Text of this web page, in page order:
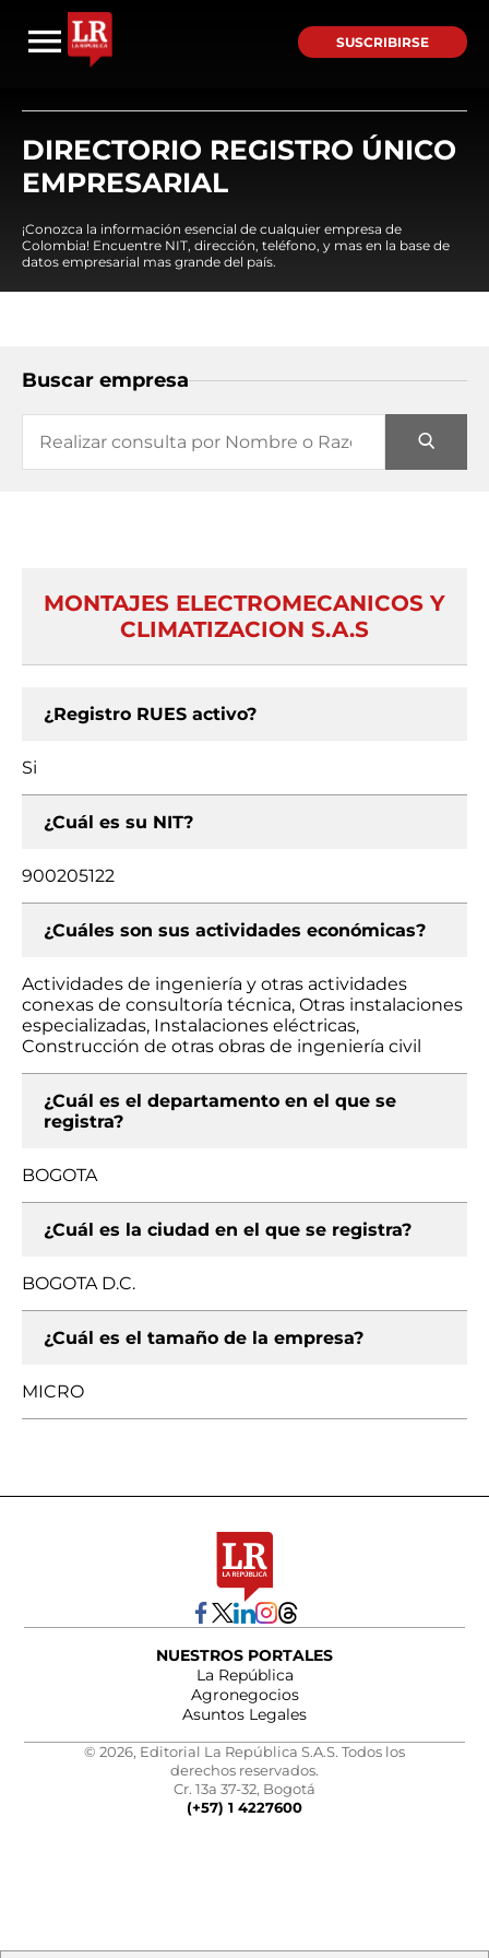
SUSCRIBIRSE
DIRECTORIO REGISTRO ÚNICO
EMPRESARIAL
¡Conozca la información esencial de cualquier empresa de
Colombia! Encuentre NIT, dirección, teléfono, y mas en la base de
datos empresarial mas grande del país.
Buscar empresa
MONTAJES ELECTROMECANICOS Y
CLIMATIZACION S.A.S
¿Registro RUES activo?
Si
¿Cuál es su NIT?
900205122
¿Cuáles son sus actividades económicas?
Actividades de ingeniería y otras actividades
conexas de consultoría técnica, Otras instalaciones
especializadas, Instalaciones eléctricas,
Construcción de otras obras de ingeniería civil
¿Cuál es el departamento en el que se
registra?
BOGOTA
¿Cuál es la ciudad en el que se registra?
BOGOTA D.C.
¿Cuál es el tamaño de la empresa?
MICRO
NUESTROS PORTALES
La República
Agronegocios
Asuntos Legales
© 2026, Editorial La República S.A.S. Todos los
derechos reservados.
Cr. 13a 37-32, Bogotá
(+57) 1 4227600